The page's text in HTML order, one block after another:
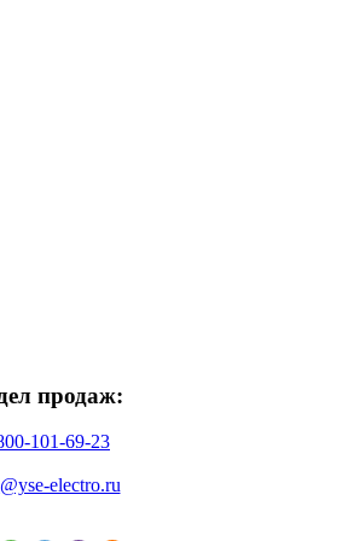
продаж:
101-69-23
electro.ru